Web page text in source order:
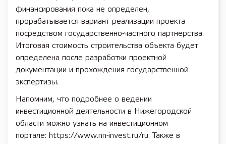
финансирования пока не определен,
прорабатывается вариант реализации проекта
посредством государственно-частного партнерства.
Итоговая стоимость строительства объекта будет
определена после разработки проектной
документации и прохождения государственной
экспертизы.
Напомним, что подробнее о ведении
инвестиционной деятельности в Нижегородской
области можно узнать на инвестиционном
портале: https://www.nn-invest.ru/ru. Также в